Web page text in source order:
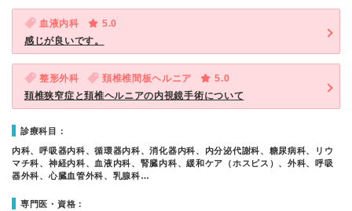
血液内科
5.0
感じが良いです。
整形外科 頚椎椎間板ヘルニア
5.0
頚椎狭窄症と頚椎ヘルニアの内視鏡手術について
診療科目：
内科、呼吸器内科、循環器内科、消化器内科、内分泌代謝科、糖尿病科、リウ
マチ科、神経内科、血液内科、腎臓内科、緩和ケア（ホスピス）、外科、呼吸
器外科、心臓血管外科、乳腺科…
専門医・資格：